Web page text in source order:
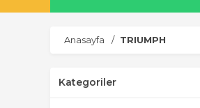
Anasayfa TRIUMPH
Kategoriler